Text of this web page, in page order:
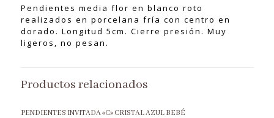
Pendientes media flor en blanco roto
realizados en porcelana fría con centro en
dorado. Longitud 5cm. Cierre presión. Muy
ligeros, no pesan.
Productos relacionados
PENDIENTES INVITADA «C» CRISTAL AZUL BEBÉ